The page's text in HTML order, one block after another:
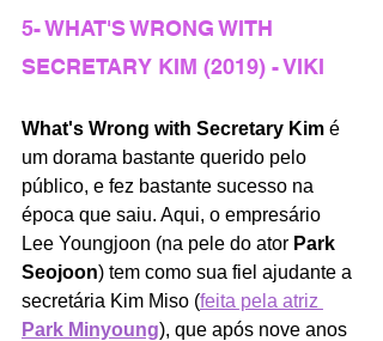
5- WHAT'S WRONG WITH
SECRETARY KIM (2019) - VIKI
What's Wrong with Secretary Kim é
um dorama bastante querido pelo
público, e fez bastante sucesso na
época que saiu. Aqui, o empresário
Lee Youngjoon (na pele do ator Park
Seojoon) tem como sua fiel ajudante a
secretária Kim Miso (feita pela atriz
Park Minyoung), que após nove anos